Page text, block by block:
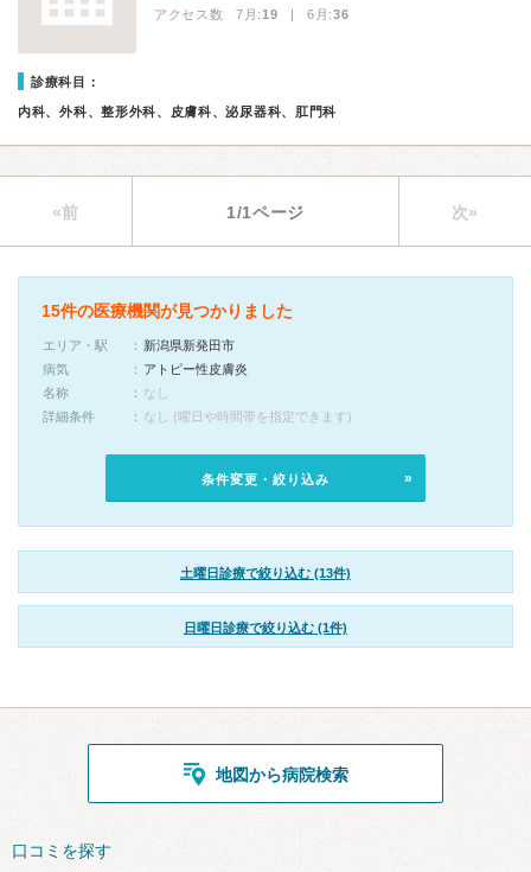
アクセス数 7月:19 | 6月:36
診療科目：
内科、外科、整形外科、皮膚科、泌尿器科、肛門科
«前 1/1ページ 次»
15件の医療機関が見つかりました
エリア・駅
新潟県新発田市
病気
アトピー性皮膚炎
名称
なし
詳細条件
なし (曜日や時間帯を指定できます)
条件変更・絞り込み
土曜日診療で絞り込む (13件)
日曜日診療で絞り込む (1件)
地図から病院検索
口コミを探す